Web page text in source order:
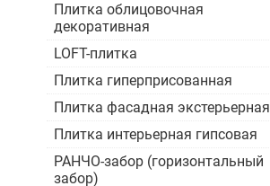
Плитка облицовочная
декоративная
LOFT-плитка
Плитка гиперприсованная
Плитка фасадная экстерьерная
Плитка интерьерная гипсовая
РАНЧО-забор (горизонтальный
забор)